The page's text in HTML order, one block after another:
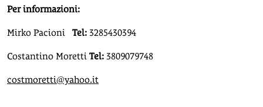
Per informazioni:
Mirko Pacioni Tel: 3285430394
Costantino Moretti Tel: 3809079748
costmoretti@yahoo.it